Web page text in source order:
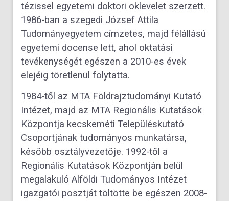
tézissel egyetemi doktori oklevelet szerzett.
1986-ban a szegedi József Attila
Tudományegyetem címzetes, majd félállású
egyetemi docense lett, ahol oktatási
tevékenységét egészen a 2010-es évek
elejéig töretlenül folytatta.
1984-től az MTA Földrajztudományi Kutató
Intézet, majd az MTA Regionális Kutatások
Központja kecskeméti Településkutató
Csoportjának tudományos munkatársa,
később osztályvezetője. 1992-től a
Regionális Kutatások Központján belül
megalakuló Alföldi Tudományos Intézet
igazgatói posztját töltötte be egészen 2008-